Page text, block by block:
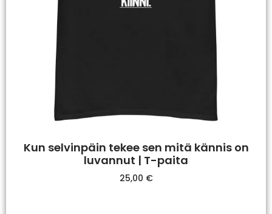
Kun selvinpäin tekee sen mitä kännis on
luvannut | T-paita
25,00 €